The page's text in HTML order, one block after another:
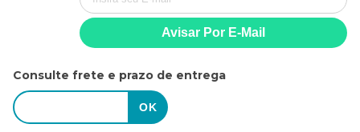
Consulte frete e prazo de entrega